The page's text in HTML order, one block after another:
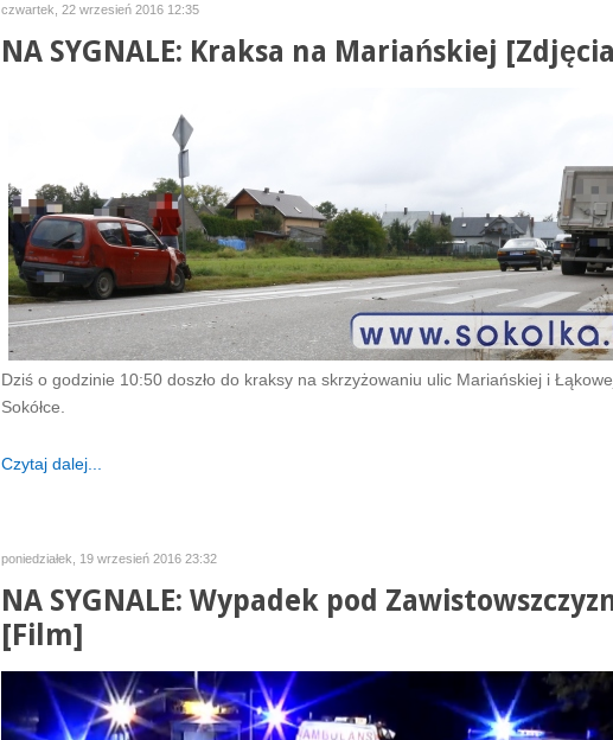
czwartek, 22 wrzesień 2016 12:35
NA SYGNALE: Kraksa na Mariańskiej
Dziś o godzinie 10:50 doszło do kraksy na skrzyżowaniu ulic Mariańskiej i
Sokółce.
Czytaj dalej...
poniedziałek, 19 wrzesień 2016 23:32
NA SYGNALE: Wypadek pod
[Film]